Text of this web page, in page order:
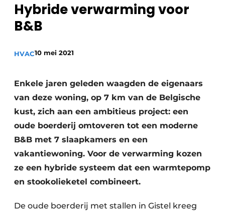
Vacature aanmelden
Vacatures
Sanitair
Binnenklimaat
Brandbeveiliging
Ventilatie
Warmtepompen
Hybride verwarming voor
B&B
HVAC10 mei 2021
Enkele jaren geleden waagden de eigenaars
van deze woning, op 7 km van de Belgische
kust, zich aan een ambitieus project: een
oude boerderij omtoveren tot een moderne
B&B met 7 slaapkamers en een
vakantiewoning. Voor de verwarming kozen
ze een hybride systeem dat een warmtepomp
en stookolieketel combineert.
De oude boerderij met stallen in Gistel kreeg